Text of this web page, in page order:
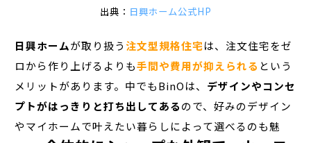
出典： 日興ホーム公式HP
日興ホームが取り扱う 注文型規格住宅は、注文住宅をゼ
ロから作り上げるよりも手間や費用が抑えられる という
メリットがあります。中でもBinOは、 デザインやコンセ
プトがはっきりと打ち出してあるので、好みのデザイン
やマイホームで叶えたい暮らしによって選べるのも魅